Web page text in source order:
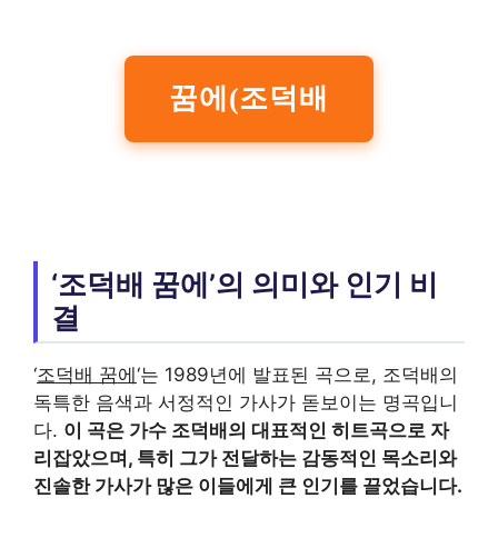
꿈에(조덕배
‘조덕배 꿈에’의 의미와 인기 비
결
‘조덕배 꿈에‘는 1989년에 발표된 곡으로, 조덕배의
독특한 음색과 서정적인 가사가 돋보이는 명곡입니
다. 이 곡은 가수 조덕배의 대표적인 히트곡으로 자
리잡았으며, 특히 그가 전달하는 감동적인 목소리와
진솔한 가사가 많은 이들에게 큰 인기를 끌었습니다.